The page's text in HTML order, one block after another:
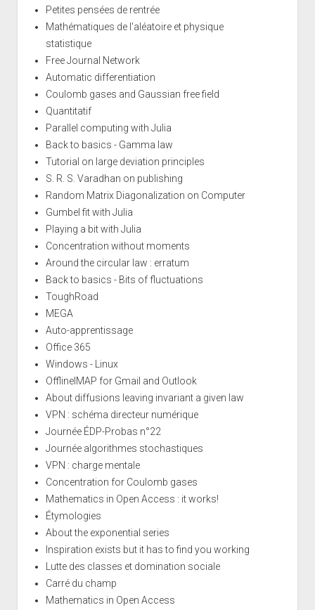
Petites pensées de rentrée
Mathématiques de l'aléatoire et physique
statistique
Free Journal Network
Automatic differentiation
Coulomb gases and Gaussian free field
Quantitatif
Parallel computing with Julia
Back to basics - Gamma law
Tutorial on large deviation principles
S. R. S. Varadhan on publishing
Random Matrix Diagonalization on Computer
Gumbel fit with Julia
Playing a bit with Julia
Concentration without moments
Around the circular law : erratum
Back to basics - Bits of fluctuations
ToughRoad
MEGA
Auto-apprentissage
Office 365
Windows - Linux
OfflineIMAP for Gmail and Outlook
About diffusions leaving invariant a given law
VPN : schéma directeur numérique
Journée ÉDP-Probas n°22
Journée algorithmes stochastiques
VPN : charge mentale
Concentration for Coulomb gases
Mathematics in Open Access : it works!
Étymologies
About the exponential series
Inspiration exists but it has to find you working
Lutte des classes et domination sociale
Carré du champ
Mathematics in Open Access